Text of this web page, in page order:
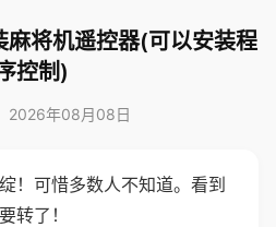
将机遥控器(可以安装程
控制)
2026年08月08日
！可惜多数人不知道。看到
转了！